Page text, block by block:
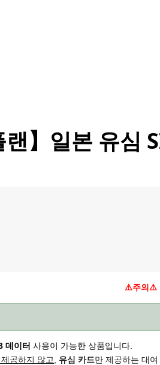
랜】일본 유심
⚠️주의⚠️
데이터 사용이 가능한 상품입니다.
공하지 않고 유심 카드만 제공하는 대여